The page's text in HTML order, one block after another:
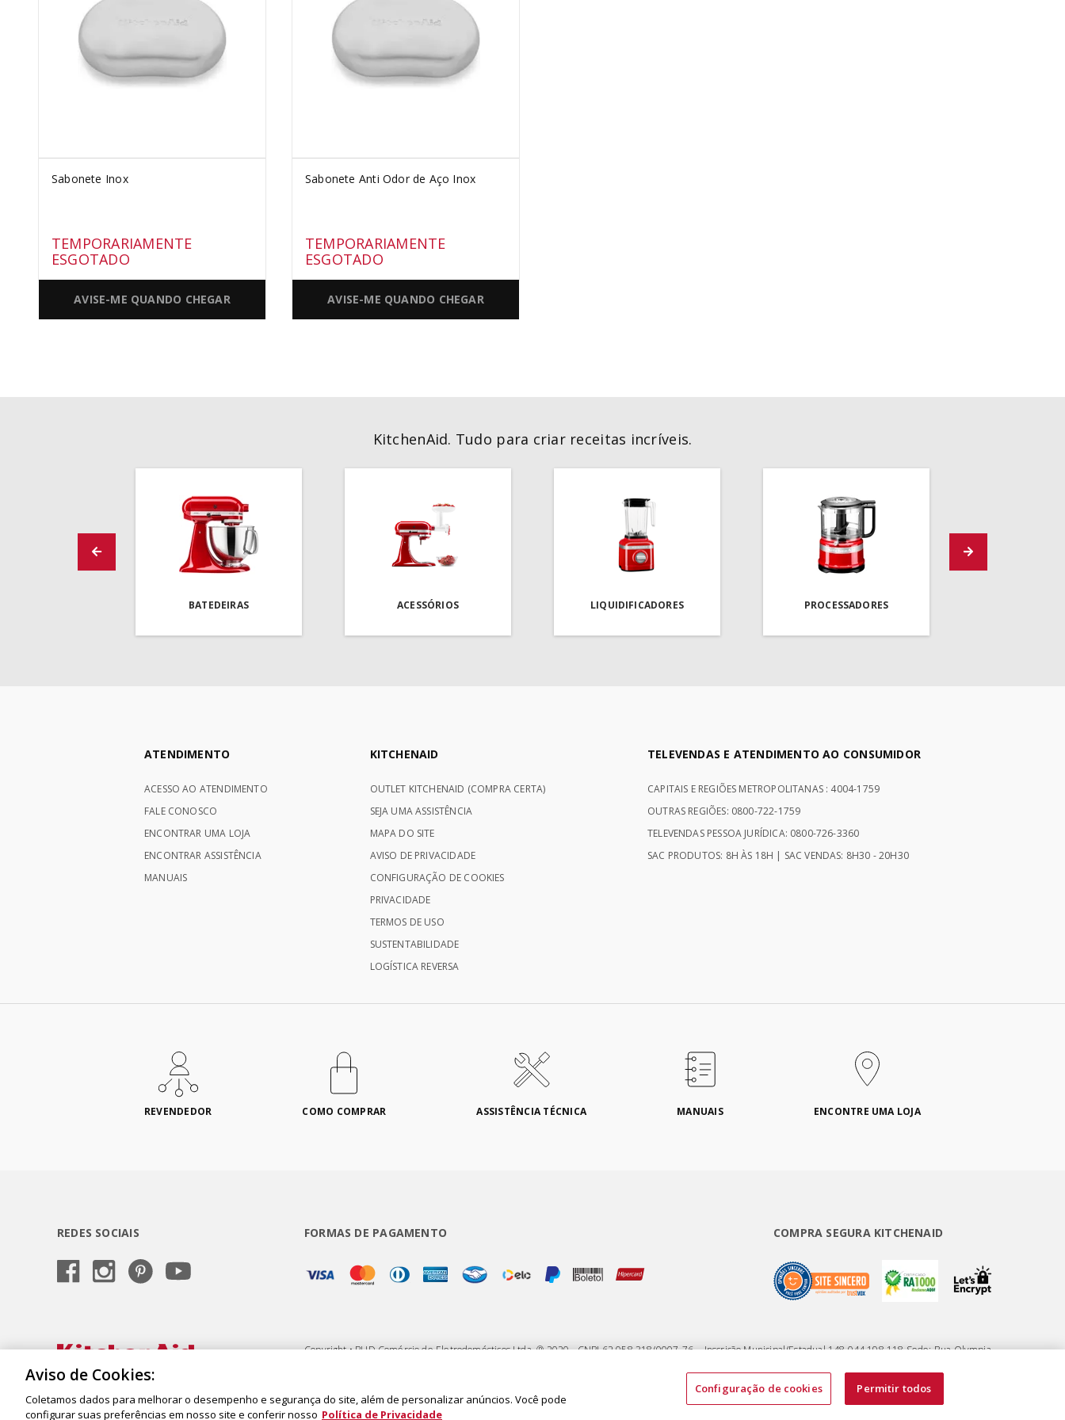
PURE POWER
Sabonete Inox
TEMPORARIAMENTE
ESGOTADO
AVISE-ME QUANDO CHEGAR
Sabonete Anti Odor de Aço Inox
TEMPORARIAMENTE
ESGOTADO
AVISE-ME QUANDO CHEGAR
KitchenAid. Tudo para criar receitas incríveis.
BATEDEIRAS ACESSÓRIOS LIQUIDIFICADORES PROCESSADORES
ATENDIMENTO
ACESSO AO ATENDIMENTO
FALE CONOSCO
ENCONTRAR UMA LOJA
ENCONTRAR ASSISTÊNCIA
MANUAIS
KITCHENAID
OUTLET KITCHENAID (COMPRA CERTA)
SEJA UMA ASSISTÊNCIA
MAPA DO SITE
AVISO DE PRIVACIDADE
CONFIGURAÇÃO DE COOKIES
PRIVACIDADE
TERMOS DE USO
SUSTENTABILIDADE
LOGÍSTICA REVERSA
TELEVENDAS E ATENDIMENTO AO CONSUMIDOR
CAPITAIS E REGIÕES METROPOLITANAS : 4004-1759
OUTRAS REGIÕES: 0800-722-1759
TELEVENDAS PESSOA JURÍDICA: 0800-726-3360
SAC PRODUTOS: 8H ÀS 18H | SAC VENDAS: 8H30 - 20H30
REVENDEDOR COMO COMPRAR ASSISTÊNCIA TÉCNICA MANUAIS ENCONTRE UMA LOJA
REDES SOCIAIS FORMAS DE PAGAMENTO COMPRA SEGURA KITCHENAID
Copyright • BUD Comércio de Eletrodomésticos Ltda. ® 2020 - CNPJ 62.058.318/0007-76. - Inscrição Municipal/Estadual 148.044.198.118 Sede: Rua Olympia
Aviso de Cookies:
Coletamos dados para melhorar o desempenho e segurança do site, além de personalizar anúncios. Você pode
configurar suas preferências em nosso site e conferir nosso Política de Privacidade
Configuração de cookies Permitir todos